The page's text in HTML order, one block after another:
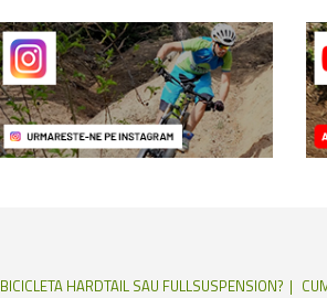
BICICLETA HARDTAIL SAU FULLSUSPENSION?